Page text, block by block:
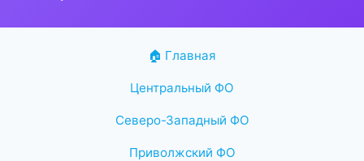
🏠 Главная
Центральный ФО
Северо-Западный ФО
Приволжский ФО